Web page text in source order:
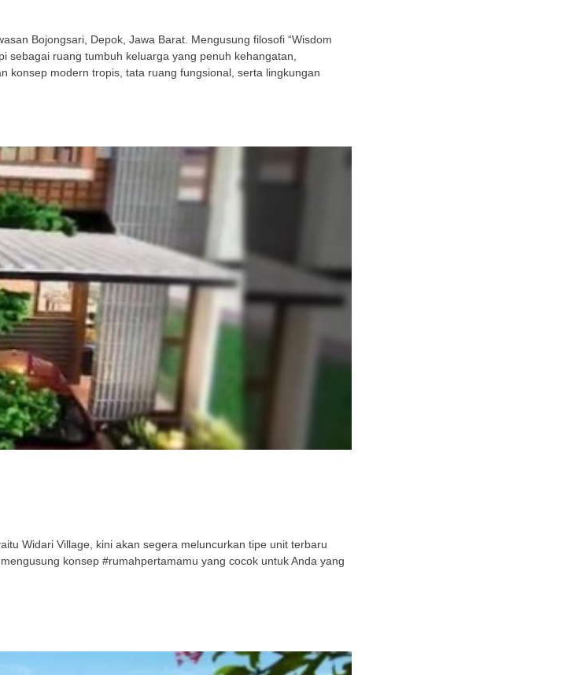
Bojongsari, Depok, Jawa Barat. Mengusung filosofi “Wisdom
sebagai ruang tumbuh keluarga yang penuh kehangatan,
konsep modern tropis, tata ruang fungsional, serta lingkungan
Widari Village, kini akan segera meluncurkan tipe unit terbaru
konsep #rumahpertamamu yang cocok untuk Anda yang